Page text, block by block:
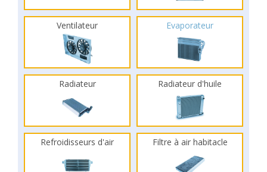
Ventilateur Evaporateur
Radiateur Radiateur d'huile
Refroidisseurs d'air Filtre à air habitacle